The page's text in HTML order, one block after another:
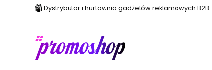
Dystrybutor i hurtownia gadżetów reklamowych B2B